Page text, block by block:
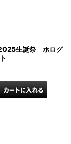
生誕祭 ホログ